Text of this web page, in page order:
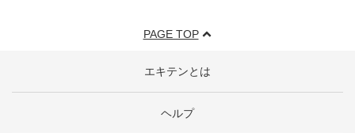
PAGE TOP
エキテンとは
ヘルプ